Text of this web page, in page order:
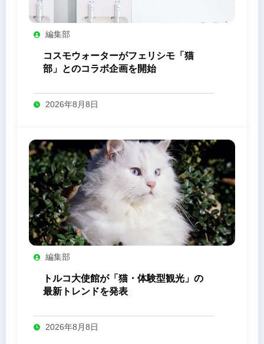
編集部
コスモウォーターがフェリシモ「猫
部」とのコラボ企画を開始
2026年8月8日
編集部
トルコ大使館が「猫・体験型観光」の
最新トレンドを発表
2026年8月8日